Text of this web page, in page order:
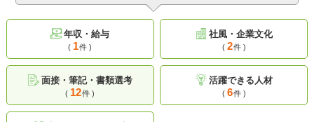
年収・給与
( 1件 )
社風・企業文化
( 2件 )
面接・筆記・書類選考
( 12件 )
活躍できる人材
( 6件 )